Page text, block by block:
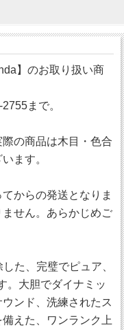
】のお取り扱い商
まで。
の商品は木目・色合
ます。
からの発送となりま
せん。あらかじめご
た、完璧でピュア、
。大胆でダイナミッ
ンド、洗練されたス
えた、ワンランク上